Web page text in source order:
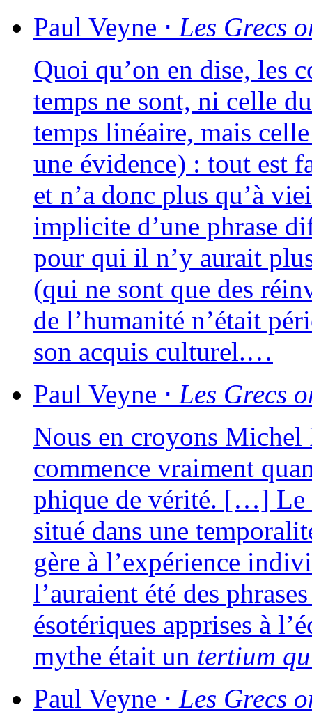
Paul Veyne ⋅ Les Grecs
Quoi qu’on en dise, les
temps ne sont, ni celle
temps linéaire, mais
une évi­dence) : tout est
et n’a donc plus qu’à
impli­cite d’une phrase
pour qui il n’y aurait
(qui ne sont que des
de l’humanité n’était
son acquis culturel.…
Paul Veyne ⋅ Les Grecs
Nous en croyons Michel
com­mence vrai­ment
phique de véri­té. […] Le
situé dans une
gère à l’expérience
l’auraient été des
éso­té­riques apprises à
mythe était un ter­tium
Paul Veyne ⋅ Les Grecs